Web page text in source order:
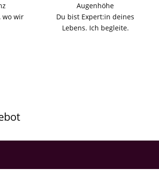
wo wir
Augenhöhe
Du bist Expert:in deines
Lebens. Ich begleite.